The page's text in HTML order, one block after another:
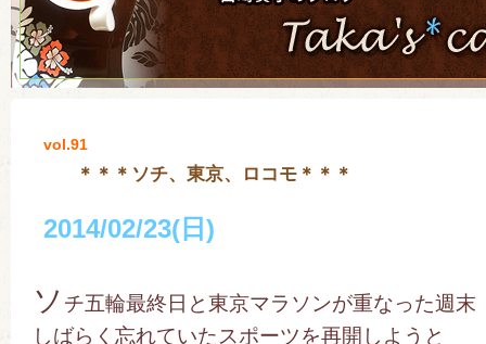
vol.91
＊＊＊ソチ、東京、ロコモ＊＊＊
2014/02/23(日)
ソ チ五輪最終日と東京マラソンが重なった週末
しばらく忘れていたスポーツを再開しようと